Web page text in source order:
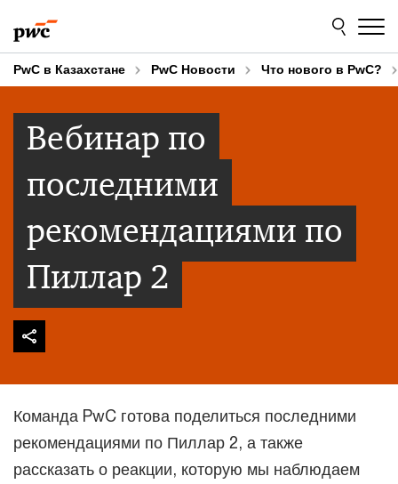
to
content
to
footer
PwC в Казахстане PwC Новости Что нового в PwC?
Вебинар по
последними
рекомендациями по
Пиллар 2
Команда PwC готова поделиться последними
рекомендациями по Пиллар 2, а также
рассказать о реакции, которую мы наблюдаем